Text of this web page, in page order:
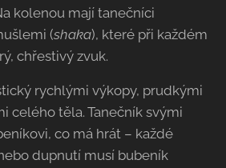
kolenou mají tanečníci
(shaka), které při každém
chřestivý zvuk.
rychlými výkopy, prudkými
celého těla. Tanečník svými
co má hrát – každé
dupnutí musí bubeník